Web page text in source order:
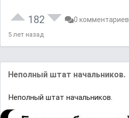
182 0 комментариев
5 лет назад
Неполный штат начальников.
Неполный штат начальников.